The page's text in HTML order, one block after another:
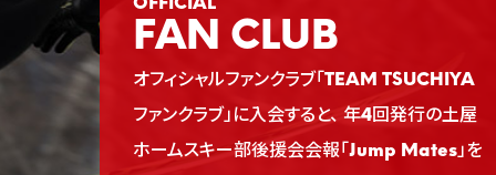
FAN CLUB
オフィシャルファンクラブ「TEAM TSUCHIYA
ファンクラブ」に入会すると、 年4回発行の土屋
ホームスキー部後援会会報「Jump Mates」を